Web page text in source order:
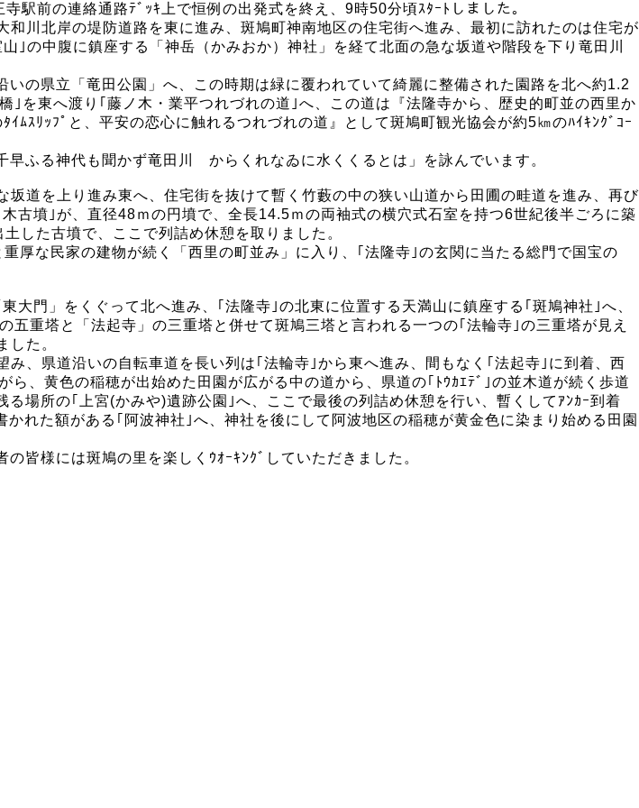
駅前の連絡通路ﾃﾞｯｷ上で恒例の出発式を終え、9時50分頃ｽﾀｰﾄしました。
川北岸の堤防道路を東に進み、斑鳩町神南地区の住宅街へ進み、最初に訪れたのは住宅が
の中腹に鎮座する「神岳（かみおか）神社」を経て北面の急な坂道や階段を下り竜田川
の県立「竜田公園」へ、この時期は緑に覆われていて綺麗に整備された園路を北へ約1.2
を東へ渡り｢藤ノ木・業平つれづれの道｣へ、この道は『法隆寺から、歴史的町並の西里か
ﾑｽﾘｯﾌﾟと、平安の恋心に触れるつれづれの道』として斑鳩町観光協会が約5㎞のﾊｲｷﾝｸﾞｺｰ
ふる神代も聞かず竜田川 からくれなゐに水くくるとは」を詠んでいます。
道を上り進み東へ、住宅街を抜けて暫く竹藪の中の狭い山道から田圃の畦道を進み、再び
古墳｣が、直径48ｍの円墳で、全長14.5ｍの両袖式の横穴式石室を持つ6世紀後半ごろに築
した古墳で、ここで列詰め休憩を取りました。
厚な民家の建物が続く「西里の町並み」に入り、｢法隆寺｣の玄関に当たる総門で国宝の
門」をくぐって北へ進み、｢法隆寺｣の北東に位置する天満山に鎮座する｢斑鳩神社｣へ、
重塔と「法起寺」の三重塔と併せて斑鳩三塔と言われる一つの｢法輪寺｣の三重塔が見え
した。
、県道沿いの自転車道を長い列は｢法輪寺｣から東へ進み、間もなく｢法起寺｣に到着、西
、黄色の稲穂が出始めた田園が広がる中の道から、県道の｢ﾄｳｶｴﾃﾞ｣の並木道が続く歩道
場所の｢上宮(かみや)遺跡公園｣へ、ここで最後の列詰め休憩を行い、暫くしてｱﾝｶｰ到着
れた額がある｢阿波神社｣へ、神社を後にして阿波地区の稲穂が黄金色に染まり始める田園
皆様には斑鳩の里を楽しくｳｵｰｷﾝｸﾞしていただきました。